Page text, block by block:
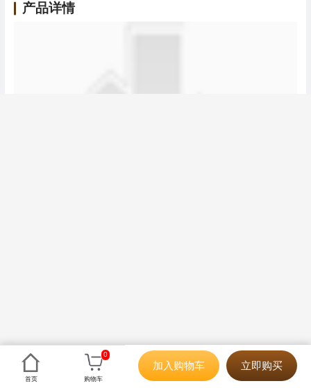
产品详情
首页
0
购物车
加入购物车 立即购买